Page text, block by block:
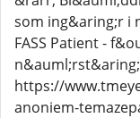
som ing&aring;r i
FASS Patient -
https://
anoniem-